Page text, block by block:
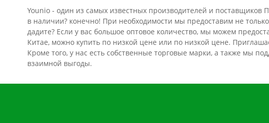
Younio - один из самых известных производителей и поставщиков
в наличии? конечно! При необходимости мы предоставим не
дадите? Если у вас большое оптовое количество, мы можем
Китае, можно купить по низкой цене или по низкой цене.
Кроме того, у нас есть собственные торговые марки, а также мы
взаимной выгоды.